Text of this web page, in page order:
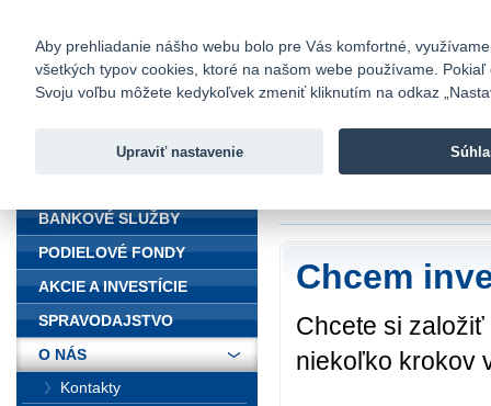
Fio banka
Fio banka
Chcem
Chcete si
niekoľko krokov
BANKOVÉ SLUŽBY
PODIELOVÉ FONDY
AKCIE A INVESTÍCIE
SPRAVODAJSTVO
O NÁS
Kontakty
Aby prehliadanie nášho webu bolo pre Vás komfortné,
všetkých typov cookies, ktoré na našom webe používame.
Svoju voľbu môžete kedykoľvek zmeniť kliknutím na odkaz
Upraviť nastavenie